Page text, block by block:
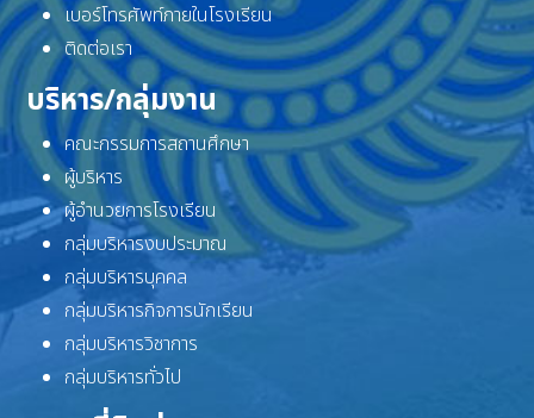
เบอร์โทรศัพท์ภายในโรงเรียน
ติดต่อเรา
บริหาร/กลุ่มงาน
คณะกรรมการสถานศึกษา
ผู้บริหาร
ผู้อำนวยการโรงเรียน
กลุ่มบริหารงบประมาณ
กลุ่มบริหารบุคคล
กลุ่มบริหารกิจการนักเรียน
กลุ่มบริหารวิชาการ
กลุ่มบริหารทั่วไป